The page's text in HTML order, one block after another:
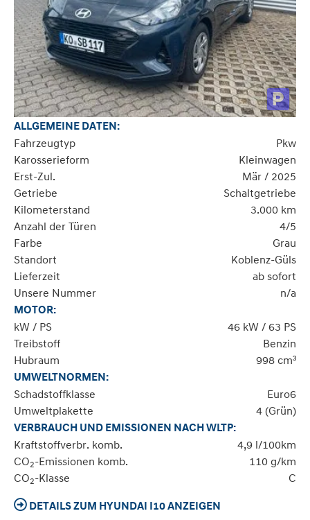
ALLGEMEINE DATEN:
Fahrzeugtyp
Pkw
Karosserieform
Kleinwagen
Erst-Zul.
Mär / 2025
Getriebe
Schaltgetriebe
Kilometerstand
3.000 km
Anzahl der Türen
4/5
Farbe
Grau
Standort
Koblenz-Güls
Lieferzeit
ab sofort
Unsere Nummer
n/a
MOTOR:
kW / PS
46 kW / 63 PS
Treibstoff
Benzin
Hubraum
998 cm³
UMWELTNORMEN:
Schadstoffklasse
Euro6
Umweltplakette
4 (Grün)
VERBRAUCH UND EMISSIONEN NACH WLTP:
Kraftstoffverbr. komb.
4,9 l/100km
CO2-Emissionen komb.
110 g/km
CO2-Klasse C
DETAILS ZUM HYUNDAI I10 ANZEIGEN